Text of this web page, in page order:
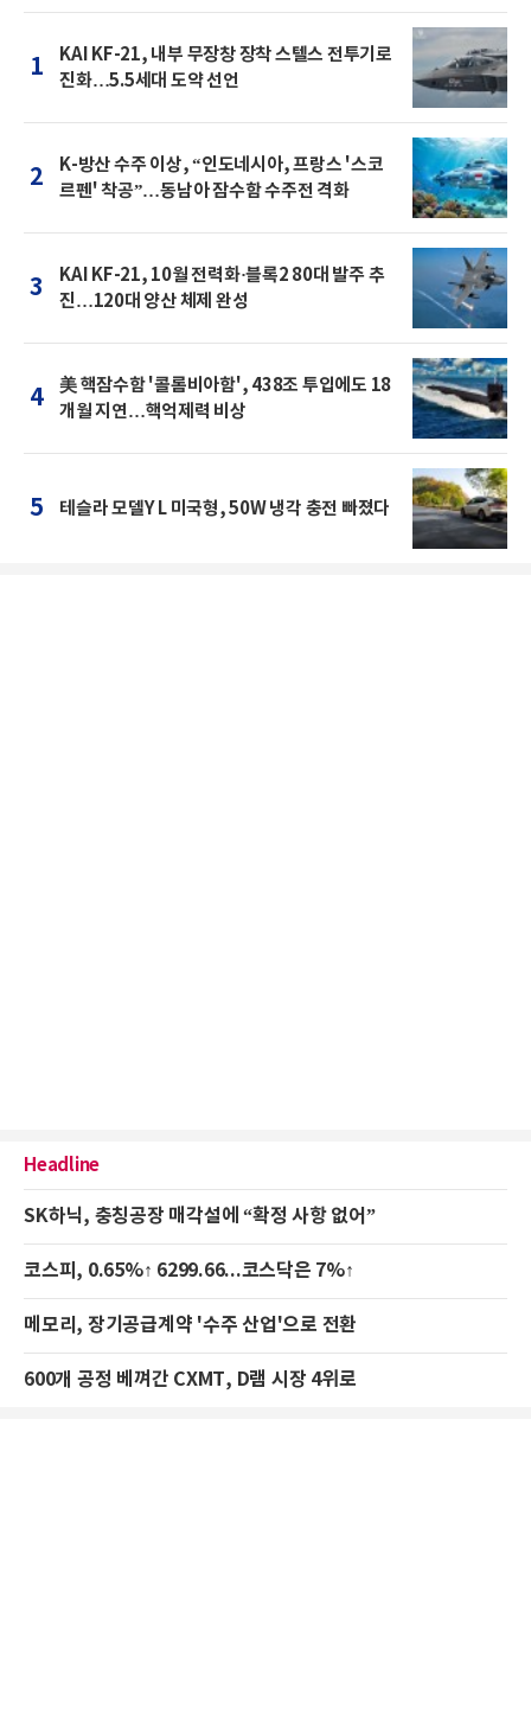
1
KAI KF-21, 내부 무장창 장착 스텔스 전투기로
진화…5.5세대 도약 선언
2
K-방산 수주 이상, “인도네시아, 프랑스 '스코
르펜' 착공”…동남아 잠수함 수주전 격화
3
KAI KF-21, 10월 전력화·블록2 80대 발주 추
진…120대 양산 체제 완성
4
美 핵잠수함 '콜롬비아함', 438조 투입에도 18
개월 지연…핵억제력 비상
5 테슬라 모델Y L 미국형, 50W 냉각 충전 빠졌다
Headline
SK하닉, 충칭공장 매각설에 “확정 사항 없어”
코스피, 0.65%↑ 6299.66...코스닥은 7%↑
메모리, 장기공급계약 '수주 산업'으로 전환
600개 공정 베껴간 CXMT, D램 시장 4위로